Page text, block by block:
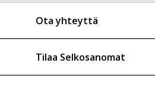
Ota yhteyttä
Tilaa Selkosanomat